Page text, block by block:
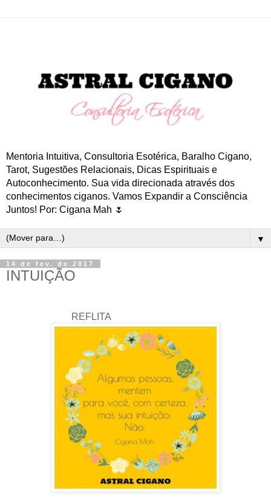
Mentoria Intuitiva, Consultoria Esotérica, Baralho Cigano,
Tarot, Sugestões Relacionais, Dicas Espirituais e
Autoconhecimento. Sua vida direcionada através dos
conhecimentos ciganos. Vamos Expandir a Consciência
Juntos! Por: Cigana Mah 🌷
▼
14 de fev. de 2017
INTUIÇÃO
REFLITA